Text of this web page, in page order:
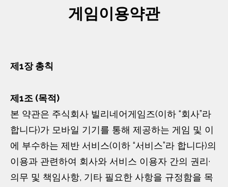
게임이용약관
제1장 총칙
제1조 (목적)
본 약관은 주식회사 빌리네어게임즈(이하 “회사”라
합니다)가 모바일 기기를 통해 제공하는 게임 및 이
에 부수하는 제반 서비스(이하 “서비스”라 합니다)의
이용과 관련하여 회사와 서비스 이용자 간의 권리·
의무 및 책임사항, 기타 필요한 사항을 규정함을 목